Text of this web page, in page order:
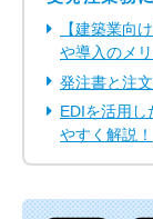
【建築業向
や導入のメ
発注書と注
EDIを活用し
やすく解説！